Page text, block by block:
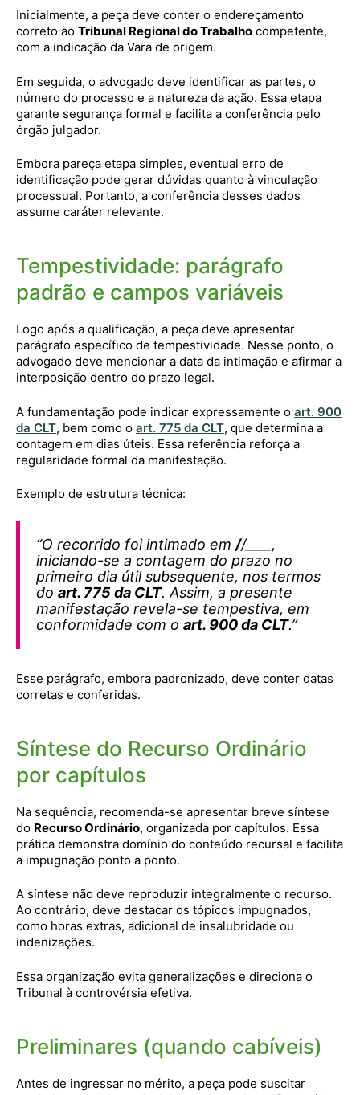
Inicialmente, a peça deve conter o endereçamento
correto ao Tribunal Regional do Trabalho competente,
com a indicação da Vara de origem.
Em seguida, o advogado deve identificar as partes, o
número do processo e a natureza da ação. Essa etapa
garante segurança formal e facilita a conferência pelo
órgão julgador.
Embora pareça etapa simples, eventual erro de
identificação pode gerar dúvidas quanto à vinculação
processual. Portanto, a conferência desses dados
assume caráter relevante.
Tempestividade: parágrafo
padrão e campos variáveis
Logo após a qualificação, a peça deve apresentar
parágrafo específico de tempestividade. Nesse ponto, o
advogado deve mencionar a data da intimação e afirmar a
interposição dentro do prazo legal.
A fundamentação pode indicar expressamente o art. 900
da CLT, bem como o art. 775 da CLT, que determina a
contagem em dias úteis. Essa referência reforça a
regularidade formal da manifestação.
Exemplo de estrutura técnica:
“O recorrido foi intimado em //____,
iniciando-se a contagem do prazo no
primeiro dia útil subsequente, nos termos
do art. 775 da CLT. Assim, a presente
manifestação revela-se tempestiva, em
conformidade com o art. 900 da CLT.”
Esse parágrafo, embora padronizado, deve conter datas
corretas e conferidas.
Síntese do Recurso Ordinário
por capítulos
Na sequência, recomenda-se apresentar breve síntese
do Recurso Ordinário, organizada por capítulos. Essa
prática demonstra domínio do conteúdo recursal e facilita
a impugnação ponto a ponto.
A síntese não deve reproduzir integralmente o recurso.
Ao contrário, deve destacar os tópicos impugnados,
como horas extras, adicional de insalubridade ou
indenizações.
Essa organização evita generalizações e direciona o
Tribunal à controvérsia efetiva.
Preliminares (quando cabíveis)
Antes de ingressar no mérito, a peça pode suscitar